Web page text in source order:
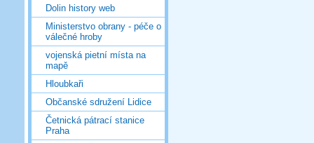
Dolin history web
Ministerstvo obrany - péče o
válečné hroby
vojenská pietní místa na
mapě
Hloubkaři
Občanské sdružení Lidice
Četnická pátrací stanice
Praha